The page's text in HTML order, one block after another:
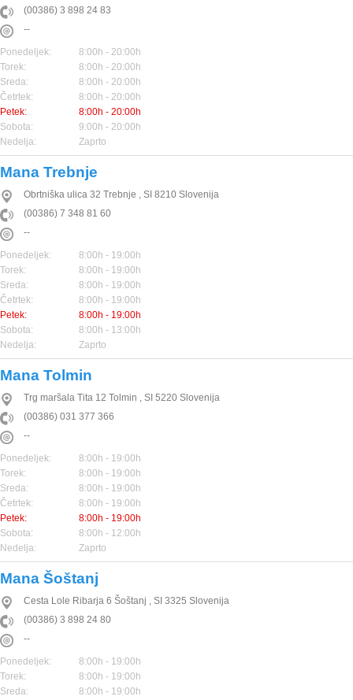
(00386) 3 898 24 83
--
Ponedeljek:
8:00h - 20:00h
Torek:
8:00h - 20:00h
Sreda:
8:00h - 20:00h
Četrtek:
8:00h - 20:00h
Petek:
8:00h - 20:00h
Sobota:
9:00h - 20:00h
Nedelja:
Zaprto
Mana Trebnje
Obrtniška ulica 32 Trebnje , SI 8210 Slovenija
(00386) 7 348 81 60
--
Ponedeljek:
8:00h - 19:00h
Torek:
8:00h - 19:00h
Sreda:
8:00h - 19:00h
Četrtek:
8:00h - 19:00h
Petek:
8:00h - 19:00h
Sobota:
8:00h - 13:00h
Nedelja:
Zaprto
Mana Tolmin
Trg maršala Tita 12 Tolmin , SI 5220 Slovenija
(00386) 031 377 366
--
Ponedeljek:
8:00h - 19:00h
Torek:
8:00h - 19:00h
Sreda:
8:00h - 19:00h
Četrtek:
8:00h - 19:00h
Petek:
8:00h - 19:00h
Sobota:
8:00h - 12:00h
Nedelja:
Zaprto
Mana Šoštanj
Cesta Lole Ribarja 6 Šoštanj , SI 3325 Slovenija
(00386) 3 898 24 80
--
Ponedeljek:
8:00h - 19:00h
Torek:
8:00h - 19:00h
Sreda:
8:00h - 19:00h